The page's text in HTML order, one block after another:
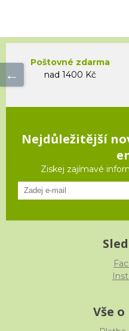
Poštovné zdarma
nad 1400 Kč
Nejdůležitější
Ziskej zajímavé
Vše